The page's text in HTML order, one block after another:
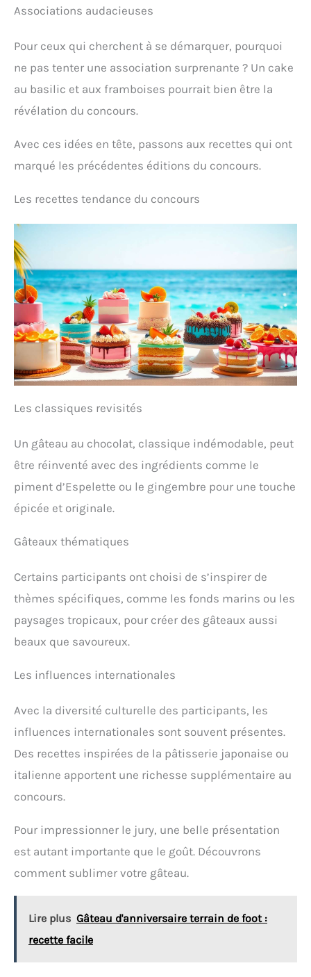
Associations audacieuses
Pour ceux qui cherchent à se démarquer, pourquoi
ne pas tenter une association surprenante ? Un cake
au basilic et aux framboises pourrait bien être la
révélation du concours.
Avec ces idées en tête, passons aux recettes qui ont
marqué les précédentes éditions du concours.
Les recettes tendance du concours
Les classiques revisités
Un gâteau au chocolat, classique indémodable, peut
être réinventé avec des ingrédients comme le
piment d’Espelette ou le gingembre pour une touche
épicée et originale.
Gâteaux thématiques
Certains participants ont choisi de s’inspirer de
thèmes spécifiques, comme les fonds marins ou les
paysages tropicaux, pour créer des gâteaux aussi
beaux que savoureux.
Les influences internationales
Avec la diversité culturelle des participants, les
influences internationales sont souvent présentes.
Des recettes inspirées de la pâtisserie japonaise ou
italienne apportent une richesse supplémentaire au
concours.
Pour impressionner le jury, une belle présentation
est autant importante que le goût. Découvrons
comment sublimer votre gâteau.
Lire plus Gâteau d'anniversaire terrain de foot :
recette facile